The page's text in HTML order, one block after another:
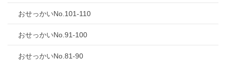
おせっかいNo.101-110
おせっかいNo.91-100
おせっかいNo.81-90